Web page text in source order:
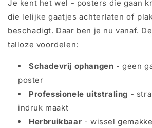
Je kent het wel - posters die gaan
die lelijke gaatjes achterlaten of
beschadigt. Daar ben je nu vanaf.
talloze voordelen:
Schadevrij ophangen - geen
poster
Professionele uitstraling -
indruk maakt
Herbruikbaar - wissel